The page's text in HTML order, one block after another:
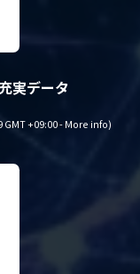
実データ
GMT +09:00 - More info)